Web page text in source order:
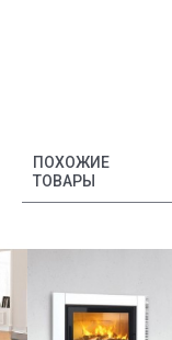
ПОХОЖИЕ
ТОВАРЫ